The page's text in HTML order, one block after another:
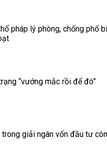
pháp lý phòng, chống phổ
“vướng mắc rồi để đó”
giải ngân vốn đầu tư